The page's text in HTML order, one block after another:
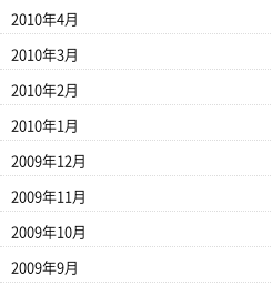
2010年4月
2010年3月
2010年2月
2010年1月
2009年12月
2009年11月
2009年10月
2009年9月